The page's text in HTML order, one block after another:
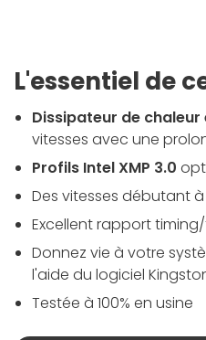
L'essentiel de
Dissipateur de chaleur
vitesses avec une
Profils Intel XMP 3.0
Des vitesses débutant à
Excellent rapport
Donnez vie à votre
l'aide du logiciel Kingston
Testée à 100% en usine